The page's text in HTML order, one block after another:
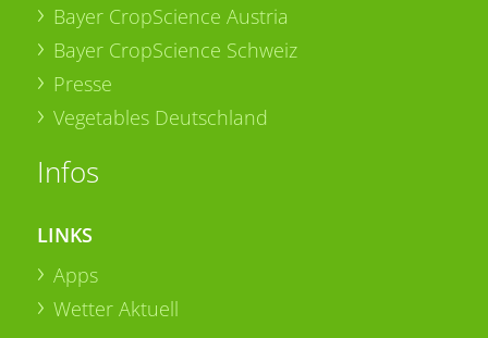
Bayer CropScience Austria
Bayer CropScience Schweiz
Presse
Vegetables Deutschland
Infos
LINKS
Apps
Wetter Aktuell